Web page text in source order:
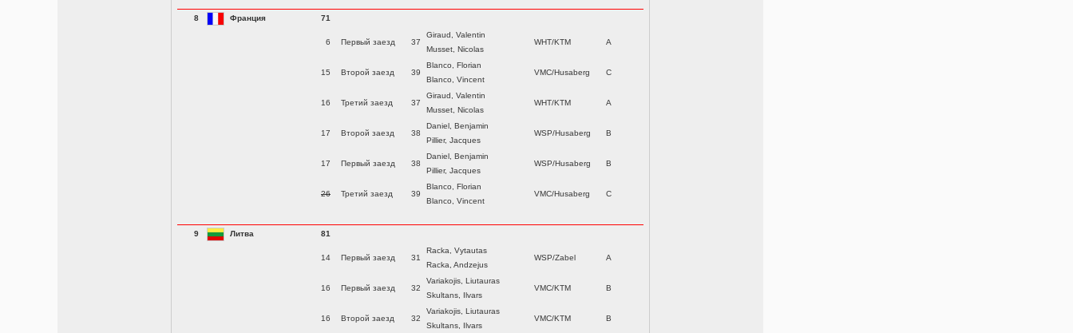
8 Франция 71
6 Первый заезд 37
Giraud, Valentin
Musset, Nicolas
WHT/KTM A
15 Второй заезд 39
Blanco, Florian
Blanco, Vincent
VMC/Husaberg C
16 Третий заезд 37
Giraud, Valentin
Musset, Nicolas
WHT/KTM A
17 Второй заезд 38
Daniel, Benjamin
Pillier, Jacques
WSP/Husaberg B
17 Первый заезд 38
Daniel, Benjamin
Pillier, Jacques
WSP/Husaberg B
26 Третий заезд 39
Blanco, Florian
Blanco, Vincent
VMC/Husaberg C
9 Литва 81
14 Первый заезд 31
Racka, Vytautas
Racka, Andzejus
WSP/Zabel A
16 Первый заезд 32
Variakojis, Liutauras
Skultans, Ilvars
VMC/KTM B
16 Второй заезд 32
Variakojis, Liutauras
Skultans, Ilvars
VMC/KTM B